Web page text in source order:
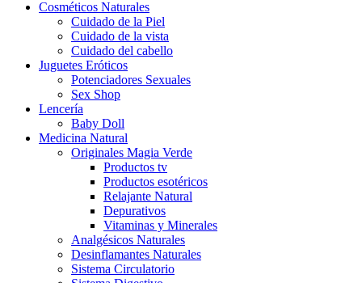
Cosméticos Naturales
Cuidado de la Piel
Cuidado de la vista
Cuidado del cabello
Juguetes Eróticos
Potenciadores Sexuales
Sex Shop
Lencería
Baby Doll
Medicina Natural
Originales Magia Verde
Productos tv
Productos esotéricos
Relajante Natural
Depurativos
Vitaminas y Minerales
Analgésicos Naturales
Desinflamantes Naturales
Sistema Circulatorio